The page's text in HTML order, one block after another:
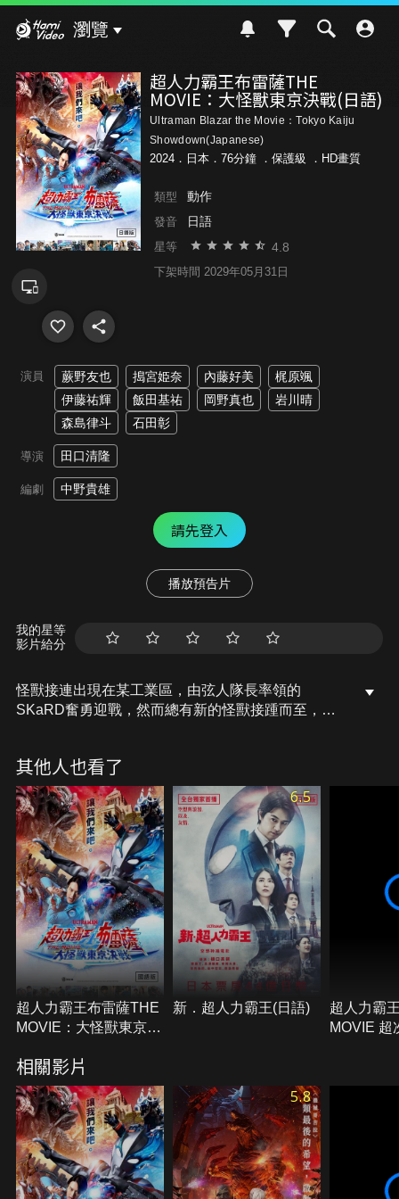
瀏覽
超人力霸王布雷薩THE
MOVIE：大怪獸東京決戰(日語)
Ultraman Blazar the Movie：Tokyo Kaiju
Showdown(Japanese)
2024．日本．76分鐘 ． 保護級 ．HD畫質
類型 動作
發音 日語
星等 4.8
下架時間 2029年05月31日
演員 蕨野友也 搗宮姫奈 內藤好美
梶原颯
伊藤祐輝
飯田基祐 岡野真也
岩川晴
森島律斗
石田彰
導演 田口清隆
編劇 中野貴雄
請先登入
播放預告片
我的星等
影片給分
怪獸接連出現在某工業區，由弦人隊長率領的
SKaRD奮勇迎戰，然而總有新的怪獸接踵而至，
多辛」吞噬了研究室的樣本，產生出魔獸貢吉魯剛，
日本首都將成為超人力霸王布雷薩與大怪獸展開驚心
動魄決戰的舞台！
其他人也看了
超人力霸王布雷薩THE
MOVIE：大怪獸東京決
6.5
新．超人力霸王(日語)
超人力霸
MOVIE 超
相關影片
5.8